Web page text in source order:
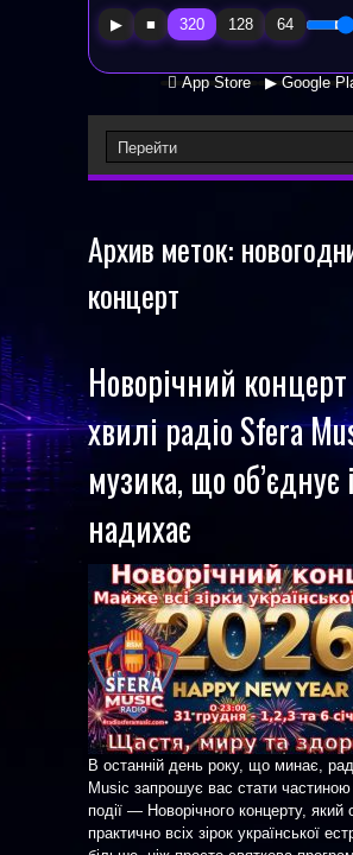
▶ ■ 320 128 64
 App Store ▶ Google
Архив меток:
концерт
Новорічний
хвилі радіо Sfera
музика, що об’єднує і
надихає
В останній день року, що минає,
Music запрошує вас стати частиною
події — Новорічного концерту, який
практично всіх зірок української